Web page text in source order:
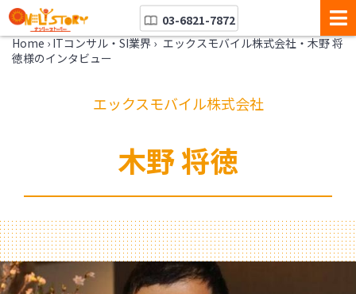
03-6821-7872
Home › ITコンサル・SI業界 › エックスモバイル株式会社・木野 将
徳様のインタビュー
エックスモバイル株式会社
木野 将徳